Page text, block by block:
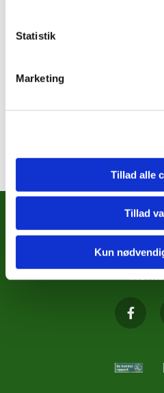
Statistik
Marketing
Tillad alle
Tillad
Kun